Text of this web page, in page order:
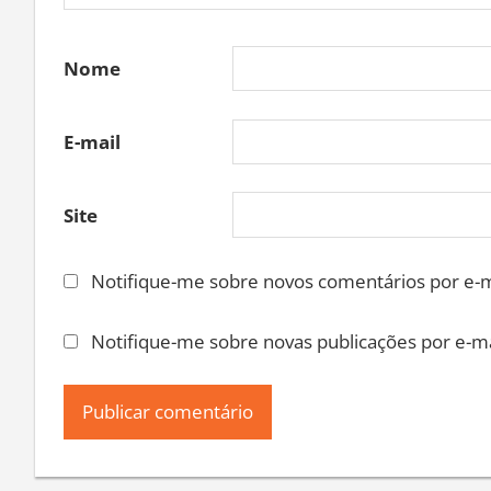
Nome
E-mail
Site
Notifique-me sobre novos comentários por e-
Notifique-me sobre novas publicações por e-